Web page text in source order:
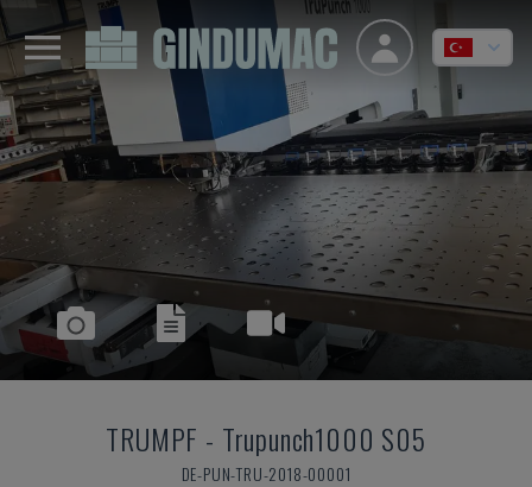
TRUMPF - Trupunch1000 S05
DE-PUN-TRU-2018-00001